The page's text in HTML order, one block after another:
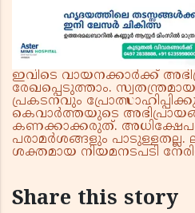
ഇവിടെ വായനക്കാർക്ക്
രേഖപ്പെടുത്താം.
പ്രകടനവും
കെവാർത്തയുടെ
കണക്കാക്കരുത്.
പരാമർശങ്ങളും പാടുള്ളതല്ല.
ശക്തമായ നിയമനടപടി
Share this story